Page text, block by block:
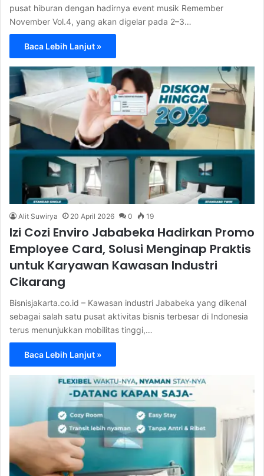
pusat hiburan dengan hadirnya event musik Remember
November Vol.4, yang akan digelar pada 2–3…
Baca Lebih Lanjut »
Alit Suwirya 20 April 2026 0 19
Izi Cozi Enviro Jababeka Hadirkan Promo
Employee Card, Solusi Menginap Praktis
untuk Karyawan Kawasan Industri
Cikarang
Bisnisjakarta.co.id – Kawasan industri Jababeka yang dikenal
sebagai salah satu pusat aktivitas bisnis terbesar di Indonesia
terus menunjukkan mobilitas tinggi,…
Baca Lebih Lanjut »